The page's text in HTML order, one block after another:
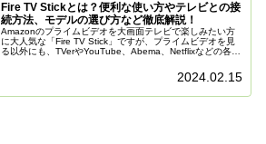
Fire TV Stickとは？便利な使い方やテレビとの接
続方法、モデルの選び方など徹底解説！
Amazonのプライムビデオを大画面テレビで楽しみたい方
に大人気な「Fire TV Stick」ですが、プライムビデオを見
る以外にも、TVerやYouTube、Abema、Netflixなどの各種
2024.02.15